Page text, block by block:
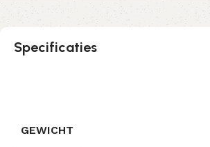
Specificaties
GEWICHT